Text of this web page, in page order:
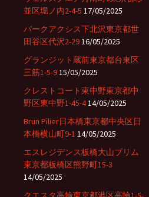
並区堀ノ内2-4-5 17/05/2025
パークアクシス下北沢東京都世
田谷区代沢2-2916/05/2025
グランジット蔵前東京都台東区
三筋1-5-915/05/2025
クレストコート東中野東京都中
野区東中野1-45-414/05/2025
Brun Pilier日本橋東京都中央区日
本橋横山町9-1 14/05/2025
エスレジデンス板橋大山ブリム
東京都板橋区熊野町15-3
14/05/2025